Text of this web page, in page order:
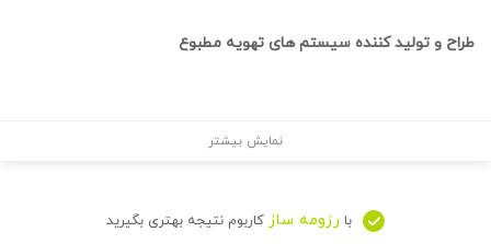
طراح و تولید کننده سیستم های تهویه مطبوع
نمایش بیشتر
با رزومه ساز کاربوم نتیجه بهتری بگیرید